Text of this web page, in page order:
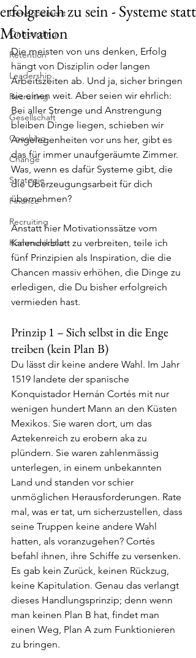
Developement
Onboarding
Retention
Leadership
Recruiting
Gesellschaft
Coaching
Change
Strategie
Finance
Recruiting
Kommunikation
erfolgreich zu sein - Systeme statt
Motivation
Die meisten von uns denken, Erfolg
hängt von Disziplin oder langen
Arbeitszeiten ab. Und ja, sicher bringen
sie einen weit. Aber seien wir ehrlich:
Bei aller Strenge und Anstrengung
bleiben Dinge liegen, schieben wir
Angelegenheiten vor uns her, gibt es
das für immer unaufgeräumte Zimmer.
Was, wenn es dafür Systeme gibt, die
die Überzeugungsarbeit für dich
übernehmen?
Anstatt hier Motivationssätze vom
Kalenderblatt zu verbreiten, teile ich
fünf Prinzipien als Inspiration, die die
Chancen massiv erhöhen, die Dinge zu
erledigen, die Du bisher erfolgreich
vermieden hast.
Prinzip 1 – Sich selbst in die Enge
treiben (kein Plan B)
Du lässt dir keine andere Wahl. Im Jahr
1519 landete der spanische
Konquistador Hernán Cortés mit nur
wenigen hundert Mann an den Küsten
Mexikos. Sie waren dort, um das
Aztekenreich zu erobern aka zu
plündern. Sie waren zahlenmässig
unterlegen, in einem unbekannten
Land und standen vor schier
unmöglichen Herausforderungen. Rate
mal, was er tat, um sicherzustellen, dass
seine Truppen keine andere Wahl
hatten, als voranzugehen? Cortés
befahl ihnen, ihre Schiffe zu versenken.
Es gab kein Zurück, keinen Rückzug,
keine Kapitulation. Genau das verlangt
dieses Handlungsprinzip; denn wenn
man keinen Plan B hat, findet man
einen Weg, Plan A zum Funktionieren
zu bringen.